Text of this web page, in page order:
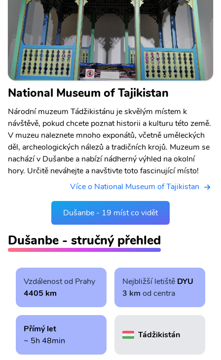
National Museum of Tajikistan
Národní muzeum Tádžikistánu je skvělým místem k
návštěvě, pokud chcete poznat historii a kulturu této země.
V muzeu naleznete mnoho exponátů, včetně uměleckých
děl, archeologických nálezů a tradičních krojů. Muzeum se
nachází v Dušanbe a nabízí nádherný výhled na okolní
hory. Určitě neváhejte a navštivte toto fascinující místo!
Více o National Museum of Tajikistan
Dušanbe - 19 míst co vidět
Dušanbe - stručný přehled
Vzdálenost od Prahy
4405 km
Nejbližší letiště DYU
3 km od centra
Přímý let
~ 5h 48min
Tádžikistán